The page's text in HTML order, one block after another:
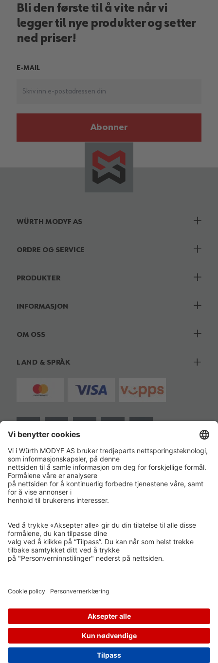
Bli den første til å vite når vi
legger til nye produkter og setter
ned priser!
E-MAIL
Abonner
WÜRTH MODYF AS
ORDRE OG SERVICE
PRODUKTER
INFORMASJON
OM OSS
LAND & SPRÅK
ISO 14001
GRØNT PUNKT NORGE